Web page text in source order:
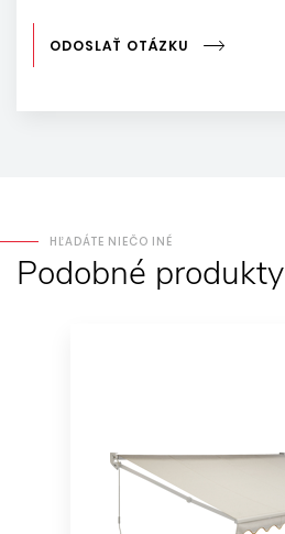
ODOSLAŤ OTÁZKU
HĽADÁTE NIEČO INÉ
Podobné produkty